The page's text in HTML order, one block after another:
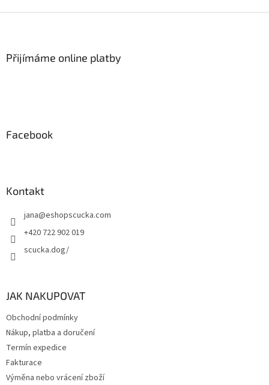
Přijímáme online platby
Facebook
Kontakt
jana@eshopscucka.com
+420 722 902 019
scucka.dog/
JAK NAKUPOVAT
Obchodní podmínky
Nákup, platba a doručení
Termín expedice
Fakturace
Výměna nebo vrácení zboží